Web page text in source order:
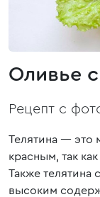
Оливье
Рецепт с
Телятина — это
красным, так
Также телятина
высоким